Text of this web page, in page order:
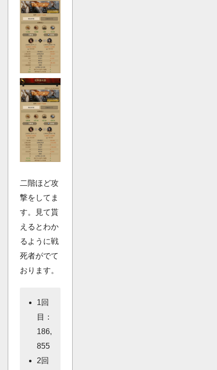
二階ほど攻
撃をしてま
す。見て貰
えるとわか
るように戦
死者がでて
おります。
1回
目：
186,
855
2回